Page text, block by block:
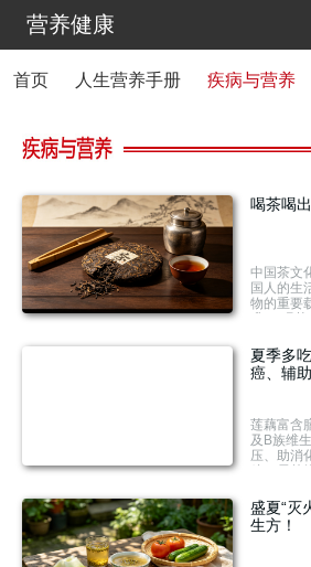
营养健康
首页 人生营养手册 疾病与营养
喝茶喝
中国茶文
国人的生
物的重要
结石之间
夏季多
癌、辅
莲藕富含
及B族维
压、助消
粮，需
解暑生津
其适合肠
藕粉，每
盛夏“灭
生方！